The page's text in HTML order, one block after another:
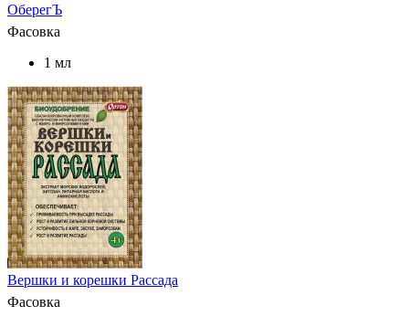
ОберегЪ
Фасовка
1 мл
Вершки и корешки Рассада
Фасовка